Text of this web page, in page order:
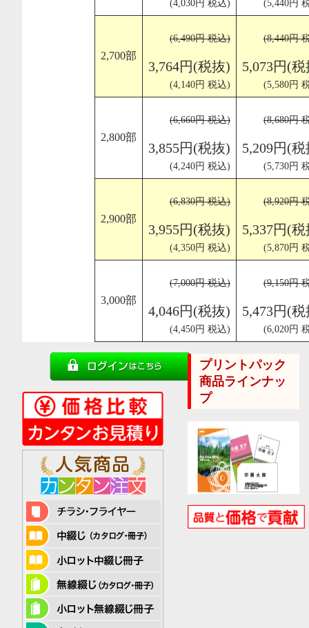
(4,030円 税込) (5,440円
2,700部
(6,490円 税込)
3,764円(税抜)
(4,140円 税込)
(8,440円
5,073円(
(5,580円
2,800部
(6,660円 税込)
3,855円(税抜)
(4,240円 税込)
(8,680円
5,209円(
(5,730円
2,900部
(6,830円 税込)
3,955円(税抜)
(4,350円 税込)
(8,920円
5,337円(
(5,870円
3,000部
(7,000円 税込)
4,046円(税抜)
(4,450円 税込)
(9,150円
5,473円(
(6,020円
プリントパック
商品ラインナッ
プ